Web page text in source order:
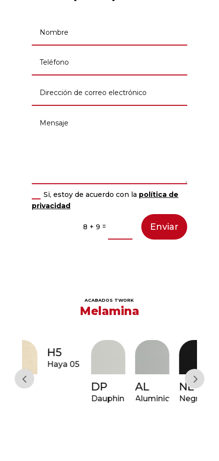
Si, estoy de acuerdo con la política de
privacidad
8 + 9 = Enviar
ACABADOS TWORK
Melamina
H5
Haya 05
Dauphin Aluminio Negro
06